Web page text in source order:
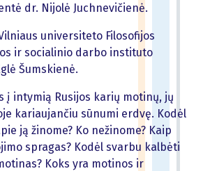
dr. Nijolė Juchnevičienė.
universiteto Filosofijos
ir socialinio darbo instituto
Šumskienė.
į intymią Rusijos karių motinų, jų
kariaujančiu sūnumi erdvę. Kodėl
ją žinome? Ko nežinome? Kaip
spragas? Kodėl svarbu kalbėti
Koks yra motinos ir